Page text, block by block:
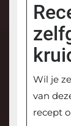
Wil je
van
recept